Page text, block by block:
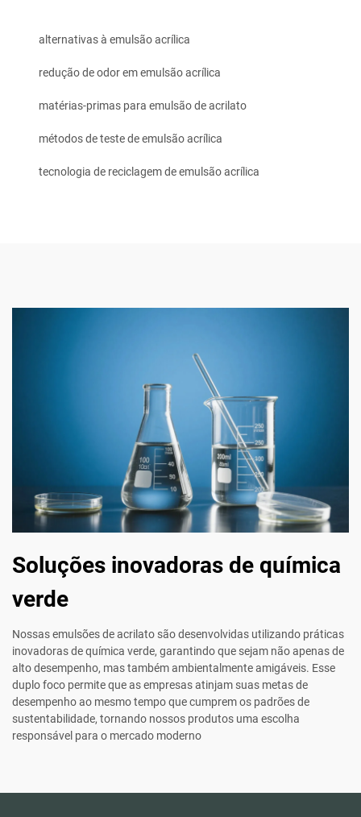
alternativas à emulsão acrílica
redução de odor em emulsão acrílica
matérias-primas para emulsão de acrilato
métodos de teste de emulsão acrílica
tecnologia de reciclagem de emulsão acrílica
Soluções inovadoras de química
verde
Nossas emulsões de acrilato são desenvolvidas utilizando práticas
inovadoras de química verde, garantindo que sejam não apenas de
alto desempenho, mas também ambientalmente amigáveis. Esse
duplo foco permite que as empresas atinjam suas metas de
desempenho ao mesmo tempo que cumprem os padrões de
sustentabilidade, tornando nossos produtos uma escolha
responsável para o mercado moderno